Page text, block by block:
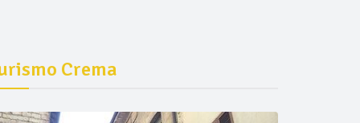
Crema